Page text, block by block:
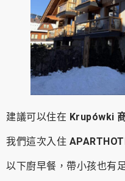
建議可以住在 Krupówki
我們這次入住
以下廚早餐，帶小孩也有